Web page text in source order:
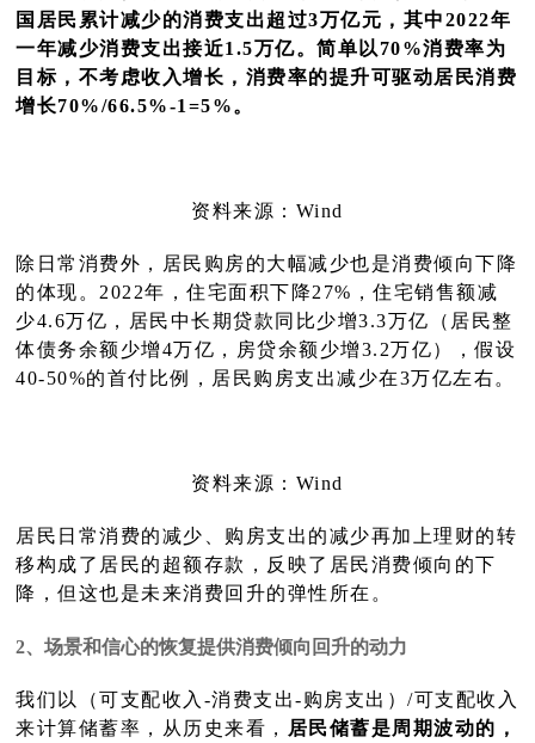
国居民累计减少的消费支出超过3万亿元，其中2022年
一年减少消费支出接近1.5万亿。简单以70%消费率为
目标，不考虑收入增长，消费率的提升可驱动居民消费
增长70%/66.5%-1=5%。
资料来源：Wind
除日常消费外，居民购房的大幅减少也是消费倾向下降
的体现。2022年，住宅面积下降27%，住宅销售额减
少4.6万亿，居民中长期贷款同比少增3.3万亿（居民整
体债务余额少增4万亿，房贷余额少增3.2万亿），假设
40-50%的首付比例，居民购房支出减少在3万亿左右。
资料来源：Wind
居民日常消费的减少、购房支出的减少再加上理财的转
移构成了居民的超额存款，反映了居民消费倾向的下
降，但这也是未来消费回升的弹性所在。
2、场景和信心的恢复提供消费倾向回升的动力
我们以（可支配收入-消费支出-购房支出）/可支配收入
来计算储蓄率，从历史来看，
居民储蓄是周期波动的，